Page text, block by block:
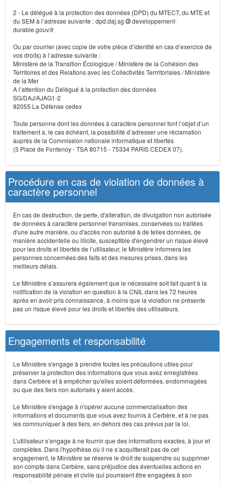
2 - Le délégué à la protection des données (DPD) du MTECT, du MTE et
du SEM à l’adresse suivante : dpd.daj.sg
developpement-
durable.gouv.fr
Ou par courrier (avec copie de votre pièce d’identité en cas d’exercice de
vos droits) à l’adresse suivante :
Ministère de la Transition Écologique / Ministère de la Cohésion des
Territoires et des Relations avec les Collectivités Terrritoriales / Ministère
de la Mer
A l’attention du Délégué à la protection des données
SG/DAJ/AJAG1-2
92055 La Défense cedex
Toute personne dont les données à caractère personnel font l’objet d’un
traitement a, le cas échéant, la possibilité d’adresser une réclamation
auprès de la Commission nationale informatique et libertés
(3 Place de Fontenoy - TSA 80715 - 75334 PARIS CEDEX 07).
Procédure en cas de violation de données à
caractère personnel
En cas de destruction, de perte, d'altération, de divulgation non autorisée
de données à caractère personnel transmises, conservées ou traitées
d'une autre manière, ou d'accès non autorisé à de telles données, de
manière accidentelle ou illicite, susceptible d'engendrer un risque élevé
pour les droits et libertés de l’utilisateur, le Ministère informera les
personnes concernées des faits et des mesures prises, dans les
meilleurs délais.
Le Ministère s’assurera également que le nécessaire soit fait quant à la
notification de la violation en question à la CNIL dans les 72 heures
après en avoir pris connaissance, à moins que la violation ne présente
pas un risque élevé pour les droits et libertés des utilisateurs.
Engagements et responsabilité
Le Ministère s'engage à prendre toutes les précautions utiles pour
préserver la protection des informations que vous avez enregistrées
dans Cerbère et à empêcher qu'elles soient déformées, endommagées
ou que des tiers non autorisés y aient accès.
Le Ministère s'engage à n'opérer aucune commercialisation des
informations et documents que vous avez fournis à Cerbère, et à ne pas
les communiquer à des tiers, en dehors des cas prévus par la loi.
L’utilisateur s’engage à ne fournir que des informations exactes, à jour et
complètes. Dans l'hypothèse où il ne s’acquitterait pas de cet
engagement, le Ministère se réserve le droit de suspendre ou supprimer
son compte dans Cerbère, sans préjudice des éventuelles actions en
responsabilité pénale et civile qui pourraient être engagées à son